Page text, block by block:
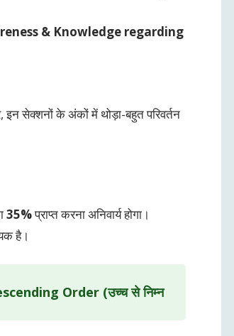
& Knowledge regarding
इन सेक्शनों के अंकों में थोड़ा-बहुत परिवर्तन
35%प्राप्त करना अनिवार्य होगा।
है।
Order (उच्च से निम्न